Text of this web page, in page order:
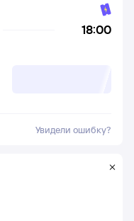
18:00
Увидели ошибку?